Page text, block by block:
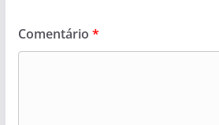
Comentário *